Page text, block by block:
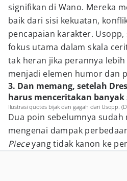
signifikan di Wano. Mereka
baik dari sisi kekuatan,
pencapaian karakter. Usopp,
fokus utama dalam skala
tak heran jika perannya
menjadi elemen humor dan
3. Dan memang, setelah
harus menceritakan
Ilustrasi quotes bijak dan gagah dari Usopp.
Dua poin sebelumnya
mengenai dampak
Pieceyang tidak kanon ke